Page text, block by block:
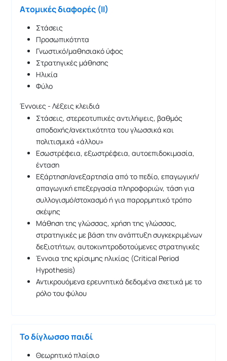
Ατομικές διαφορές (ΙΙ)
Στάσεις
Προσωπικότητα
Γνωστικό/μαθησιακό ύφος
Στρατηγικές μάθησης
Ηλικία
Φύλο
Έννοιες - Λέξεις κλειδιά
Στάσεις, στερεοτυπικές αντιλήψεις, βαθμός
αποδοχής/ανεκτικότητα του γλωσσικά και
πολιτισμικά «άλλου»
Εσωστρέφεια, εξωστρέφεια, αυτοεπιδοκιμασία,
ένταση
Εξάρτηση/ανεξαρτησία από το πεδίο, επαγωγική/
απαγωγική επεξεργασία πληροφοριών, τάση για
συλλογισμό/στοχασμό ή για παρορμητικό τρόπο
σκέψης
Μάθηση της γλώσσας, χρήση της γλώσσας,
στρατηγικές με βάση την ανάπτυξη συγκεκριμένων
δεξιοτήτων, αυτοκινητροδοτούμενες στρατηγικές
Έννοια της κρίσιμης ηλικίας (Critical Period
Hypothesis)
Αντικρουόμενα ερευνητικά δεδομένα σχετικά με το
ρόλο του φύλου
Το δίγλωσσο παιδί
Θεωρητικό πλαίσιο